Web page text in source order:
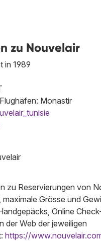
zu Nouvelair
in 1989
Monastir
zu Reservierungen von
maximale Grösse und
Online
der Web der jeweiligen
https://